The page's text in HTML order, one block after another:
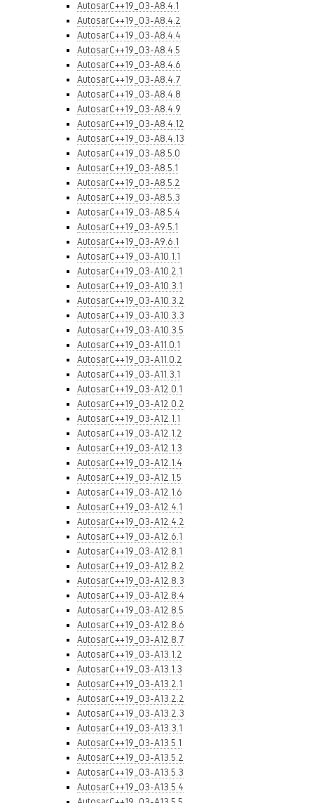
AutosarC++19_03-A8.4.1
AutosarC++19_03-A8.4.2
AutosarC++19_03-A8.4.4
AutosarC++19_03-A8.4.5
AutosarC++19_03-A8.4.6
AutosarC++19_03-A8.4.7
AutosarC++19_03-A8.4.8
AutosarC++19_03-A8.4.9
AutosarC++19_03-A8.4.12
AutosarC++19_03-A8.4.13
AutosarC++19_03-A8.5.0
AutosarC++19_03-A8.5.1
AutosarC++19_03-A8.5.2
AutosarC++19_03-A8.5.3
AutosarC++19_03-A8.5.4
AutosarC++19_03-A9.5.1
AutosarC++19_03-A9.6.1
AutosarC++19_03-A10.1.1
AutosarC++19_03-A10.2.1
AutosarC++19_03-A10.3.1
AutosarC++19_03-A10.3.2
AutosarC++19_03-A10.3.3
AutosarC++19_03-A10.3.5
AutosarC++19_03-A11.0.1
AutosarC++19_03-A11.0.2
AutosarC++19_03-A11.3.1
AutosarC++19_03-A12.0.1
AutosarC++19_03-A12.0.2
AutosarC++19_03-A12.1.1
AutosarC++19_03-A12.1.2
AutosarC++19_03-A12.1.3
AutosarC++19_03-A12.1.4
AutosarC++19_03-A12.1.5
AutosarC++19_03-A12.1.6
AutosarC++19_03-A12.4.1
AutosarC++19_03-A12.4.2
AutosarC++19_03-A12.6.1
AutosarC++19_03-A12.8.1
AutosarC++19_03-A12.8.2
AutosarC++19_03-A12.8.3
AutosarC++19_03-A12.8.4
AutosarC++19_03-A12.8.5
AutosarC++19_03-A12.8.6
AutosarC++19_03-A12.8.7
AutosarC++19_03-A13.1.2
AutosarC++19_03-A13.1.3
AutosarC++19_03-A13.2.1
AutosarC++19_03-A13.2.2
AutosarC++19_03-A13.2.3
AutosarC++19_03-A13.3.1
AutosarC++19_03-A13.5.1
AutosarC++19_03-A13.5.2
AutosarC++19_03-A13.5.3
AutosarC++19_03-A13.5.4